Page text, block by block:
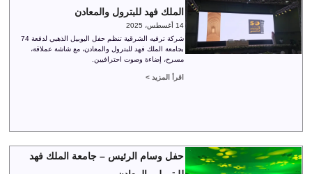
الملك فهد للبترول والمعادن
14 أغسطس، 2025
شركة ترفيه الشرقية تنظم حفل اليوبيل الذهبي لدفعة 74
بجامعة الملك فهد للبترول والمعادن، مع شاشة عملاقة،
مسرح، إضاءة وصوت احترافيين.
اقرأ المزيد >
حفل وسام الرئيس – جامعة الملك فهد